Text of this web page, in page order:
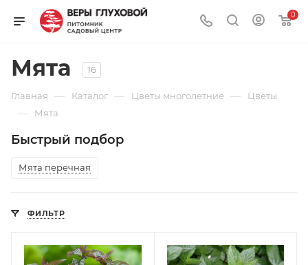
0
Мята 16
Главная — Каталог — Цветы многолетние — Цветы
— Мята
Быстрый подбор
Мята перечная
ФИЛЬТР